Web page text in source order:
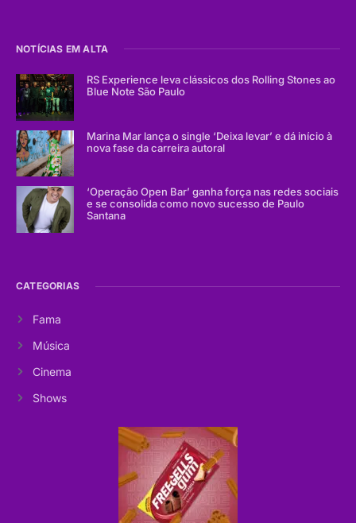
NOTÍCIAS EM ALTA
RS Experience leva clássicos dos Rolling Stones ao
Blue Note São Paulo
Marina Mar lança o single ‘Deixa levar’ e dá início à
nova fase da carreira autoral
‘Operação Open Bar’ ganha força nas redes sociais
e se consolida como novo sucesso de Paulo
Santana
CATEGORIAS
Fama
Música
Cinema
Shows